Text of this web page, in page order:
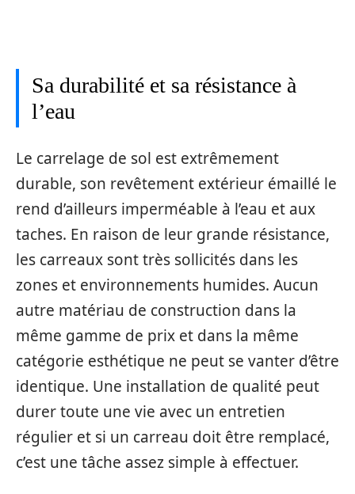
Sa durabilité et sa résistance à
l’eau
Le carrelage de sol est extrêmement
durable, son revêtement extérieur émaillé le
rend d’ailleurs imperméable à l’eau et aux
taches. En raison de leur grande résistance,
les carreaux sont très sollicités dans les
zones et environnements humides. Aucun
autre matériau de construction dans la
même gamme de prix et dans la même
catégorie esthétique ne peut se vanter d’être
identique. Une installation de qualité peut
durer toute une vie avec un entretien
régulier et si un carreau doit être remplacé,
c’est une tâche assez simple à effectuer.